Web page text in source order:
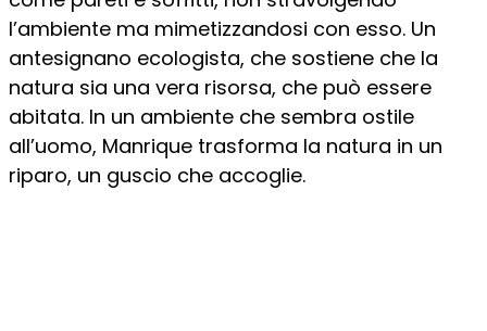
l’ambiente ma mimetizzandosi con esso. Un
antesignano ecologista, che sostiene che la
natura sia una vera risorsa, che può essere
abitata. In un ambiente che sembra ostile
all’uomo, Manrique trasforma la natura in un
riparo, un guscio che accoglie.